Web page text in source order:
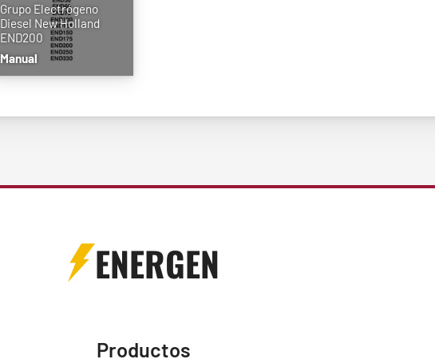
Grupo Electrógeno
Diesel New Holland
END200
Manual
ENERGEN
Productos